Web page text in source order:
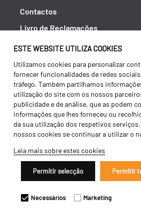
ESTE WEBSITE UTILIZA COOKIES
Utilizamos cookies para personalizar
fornecer funcionalidades de redes
tráfego. Também partilhamos
utilização do site com os nossos
publicidade e de análise, que as podem
informações que lhes forneceu ou
da sua utilização dos respetivos
nossos cookies se continuar a utilizar o
Leia mais sobre estes cookies
Permitir selecção Permitir
Necessários Marketing
Contactos
Livro de Reclamações
Política de Privacidade
Canal de Denúncias (RGPC)
Termos e condições